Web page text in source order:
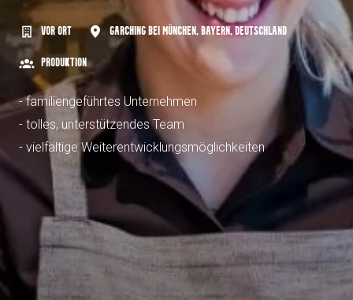
vor Ort Garching bei München, Bayern, Deutschland
Produktion
- familiengeführtes Unternehmen
- tolles, unterstützendes Team
- vielfältige Weiterentwicklungsmöglichkeiten